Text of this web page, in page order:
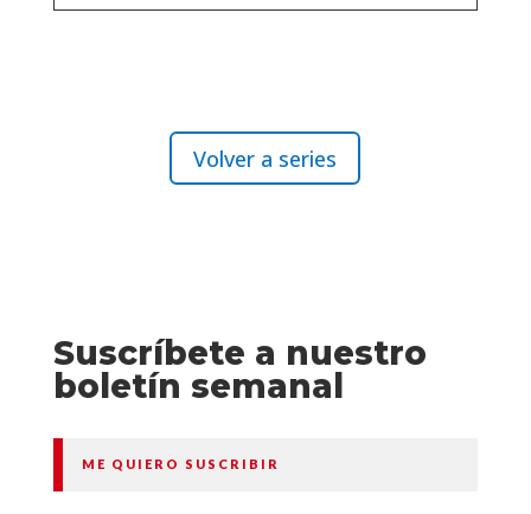
Volver a series
Suscríbete a nuestro
boletín semanal
ME QUIERO SUSCRIBIR